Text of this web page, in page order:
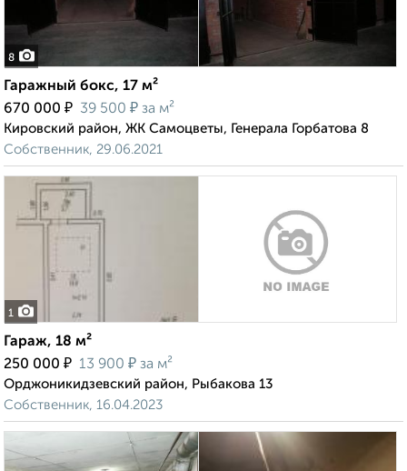
8
Гаражный бокс, 17 м²
670 000 ₽ 39 500 ₽ за м²
Кировский район, ЖК Самоцветы, Генерала Горбатова 8
Собственник, 29.06.2021
1
Гараж, 18 м²
250 000 ₽ 13 900 ₽ за м²
Орджоникидзевский район, Рыбакова 13
Собственник, 16.04.2023